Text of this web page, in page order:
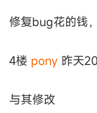
修复bug花的钱
4楼 pony 昨天
与其修改